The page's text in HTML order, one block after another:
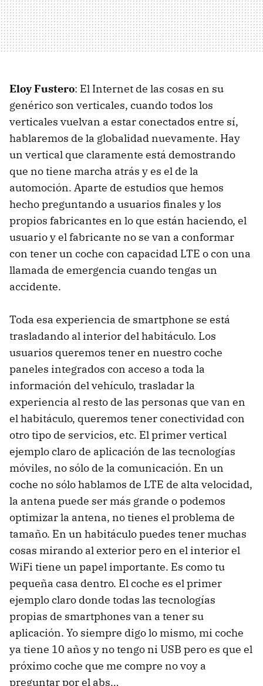
Eloy Fustero: El Internet de las cosas en su
genérico son verticales, cuando todos los
verticales vuelvan a estar conectados entre sí,
hablaremos de la globalidad nuevamente. Hay
un vertical que claramente está demostrando
que no tiene marcha atrás y es el de la
automoción. Aparte de estudios que hemos
hecho preguntando a usuarios finales y los
propios fabricantes en lo que están haciendo, el
usuario y el fabricante no se van a conformar
con tener un coche con capacidad LTE o con una
llamada de emergencia cuando tengas un
accidente.
Toda esa experiencia de smartphone se está
trasladando al interior del habitáculo. Los
usuarios queremos tener en nuestro coche
paneles integrados con acceso a toda la
información del vehículo, trasladar la
experiencia al resto de las personas que van en
el habitáculo, queremos tener conectividad con
otro tipo de servicios, etc. El primer vertical
ejemplo claro de aplicación de las tecnologías
móviles, no sólo de la comunicación. En un
coche no sólo hablamos de LTE de alta velocidad,
la antena puede ser más grande o podemos
optimizar la antena, no tienes el problema de
tamaño. En un habitáculo puedes tener muchas
cosas mirando al exterior pero en el interior el
WiFi tiene un papel importante. Es como tu
pequeña casa dentro. El coche es el primer
ejemplo claro donde todas las tecnologías
propias de smartphones van a tener su
aplicación. Yo siempre digo lo mismo, mi coche
ya tiene 10 años y no tengo ni USB pero es que el
próximo coche que me compre no voy a
preguntar por el abs…